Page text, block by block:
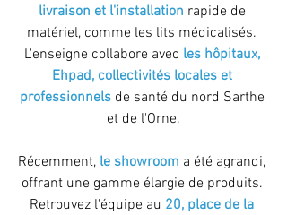
livraison et l'installation rapide de
matériel, comme les lits médicalisés.
L'enseigne collabore avec les hôpitaux,
Ehpad, collectivités locales et
professionnels de santé du nord Sarthe
et de l'Orne.
Récemment, le showroom a été agrandi,
offrant une gamme élargie de produits.
Retrouvez l'équipe au 20, place de la